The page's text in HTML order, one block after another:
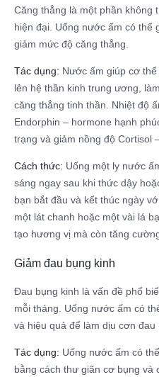
Căng thẳng là một phần không
hiện đại. Uống nước ấm có thể
giảm mức độ căng thẳng.
Tác dụng: Nước ấm giúp cơ
lên hệ thần kinh trung ương,
căng thẳng tinh thần. Nhiệt độ
Endorphin – hormone hạnh
trạng và giảm nồng độ Cortisol
Cách thức: Uống một ly nước
sáng ngay sau khi thức dậy
bạn bắt đầu và kết thúc ngày
một lát chanh hoặc một vài lá
tạo hương vị mà còn tăng
Giảm đau bụng kinh
Đau bụng kinh là vấn đề phổ
mỗi tháng. Uống nước ấm có
và hiệu quả để làm dịu cơn đau
Tác dụng: Uống nước ấm có
bằng cách thư giãn cơ bụng và